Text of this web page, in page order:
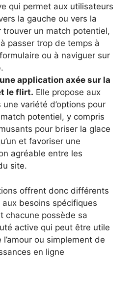
qui permet aux utilisateurs
la gauche ou vers la
trouver un match potentiel,
passer trop de temps à
ou à naviguer sur
application axée sur la
le flirt. Elle propose aux
variété d’options pour
potentiel, y compris
pour briser la glace
et favoriser une
agréable entre les
site.
offrent donc différents
besoins spécifiques
chacune possède sa
active qui peut être utile
l’amour ou simplement de
en ligne